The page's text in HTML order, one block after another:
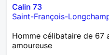
Calin 73
Saint-François-
Homme célibataire de 67
amoureuse